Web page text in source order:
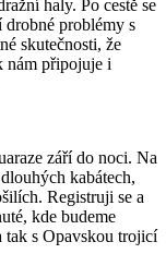
haly. Po cestě se
drobné problémy s
skutečnosti, že
nám připojuje i
září do noci. Na
kabátech,
Registruji se a
kde budeme
s Opavskou trojicí